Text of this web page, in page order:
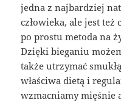
jedna z najbardziej
człowieka, ale jest
po prostu metoda na
Dzięki bieganiu
także utrzymać
właściwa dietą i
wzmacniamy mięśnie